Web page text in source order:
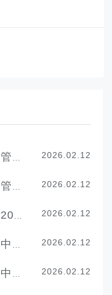
2026.02.12
2026.02.12
2026.02.12
2026.02.12
2026.02.12